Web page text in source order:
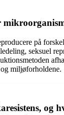
på
seksuel
miljøforholdene.
og